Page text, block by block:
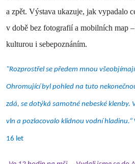
a zpět. Výstava ukazuje, jak vypadalo
v době bez fotografií a mobilních map
kulturou i sebepoznáním.
"Rozprostřel se předem mnou
Ohromující byl pohled na tuto
zdá, se dotýká samotné nebeské klenby.
vln a pozlacovalo klidnou vodní hladinu.“
16 let